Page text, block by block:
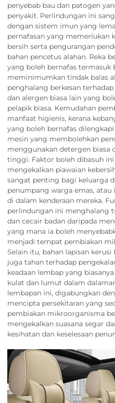
penyebab bau dan patogen
penyakit. Perlindungan ini
dengan sistem imun yang
pernafasan yang memerlukan
bersih serta pengurangan
bahan pencetus alahan. Reka
yang boleh bernafas termasuk
meminimumkan tindak balas
penghalang berkesan
dan alergen biasa lain yang
pelapik biasa. Kemudahan
manfaat higienis, kerana
yang boleh bernafas
mesin yang membolehkan
menggunakan detergen biasa
tinggi. Faktor boleh dibasuh
mengekalkan piawaian
sangat penting bagi keluarga
penumpang warga emas,
di dalam kenderaan mereka.
perlindungan ini menghalang
dan cecair badan daripada
yang mana ia boleh
menjadi tempat pembiakan
Selain itu, bahan lapisan
juga tahan terhadap
keadaan lembap yang
kulat dan lumut dalam
lembapan ini, digabungkan
mencipta persekitaran yang
pembiakan mikroorganisma
mengekalkan suasana segar
kesihatan dan keselesaan